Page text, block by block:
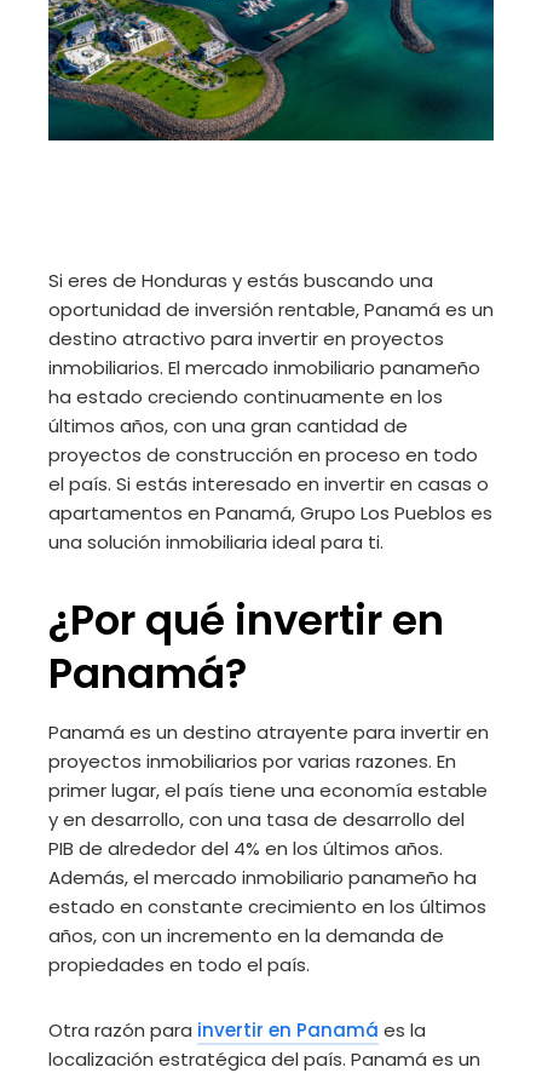
Si eres de Honduras y estás buscando una
oportunidad de inversión rentable, Panamá es un
destino atractivo para invertir en proyectos
inmobiliarios. El mercado inmobiliario panameño
ha estado creciendo continuamente en los
últimos años, con una gran cantidad de
proyectos de construcción en proceso en todo
el país. Si estás interesado en invertir en casas o
apartamentos en Panamá, Grupo Los Pueblos es
una solución inmobiliaria ideal para ti.
¿Por qué invertir en
Panamá?
Panamá es un destino atrayente para invertir en
proyectos inmobiliarios por varias razones. En
primer lugar, el país tiene una economía estable
y en desarrollo, con una tasa de desarrollo del
PIB de alrededor del 4% en los últimos años.
Además, el mercado inmobiliario panameño ha
estado en constante crecimiento en los últimos
años, con un incremento en la demanda de
propiedades en todo el país.
Otra razón para invertir en Panamá es la
localización estratégica del país. Panamá es un